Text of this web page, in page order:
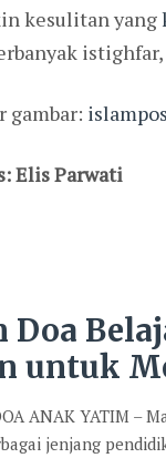
kesulitan yang
gambar:
Elis Parwati
Doa
untuk
ANAK YATIM –
jenjang